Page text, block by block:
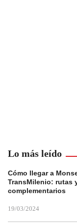
Lo más leído
Cómo llegar a
TransMilenio: rutas
complementarios
19/03/2024